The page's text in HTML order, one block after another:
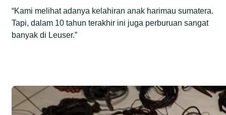
“Kami melihat adanya kelahiran anak harimau sumatera.
Tapi, dalam 10 tahun terakhir ini juga perburuan sangat
banyak di Leuser.”